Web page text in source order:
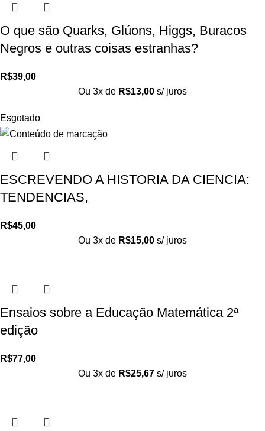
O que são Quarks, Glúons, Higgs, Buracos
Negros e outras coisas estranhas?
R$39,00
Ou 3x de R$13,00 s/ juros
Esgotado
ESCREVENDO A HISTORIA DA CIENCIA:
TENDENCIAS,
R$45,00
Ou 3x de R$15,00 s/ juros
Ensaios sobre a Educação Matemática 2ª
edição
R$77,00
Ou 3x de R$25,67 s/ juros